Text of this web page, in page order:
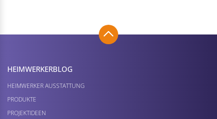
HEIMWERKER­BLOG
HEIMWERKER AUSSTATTUNG
PRODUKTE
PROJEKTIDEEN